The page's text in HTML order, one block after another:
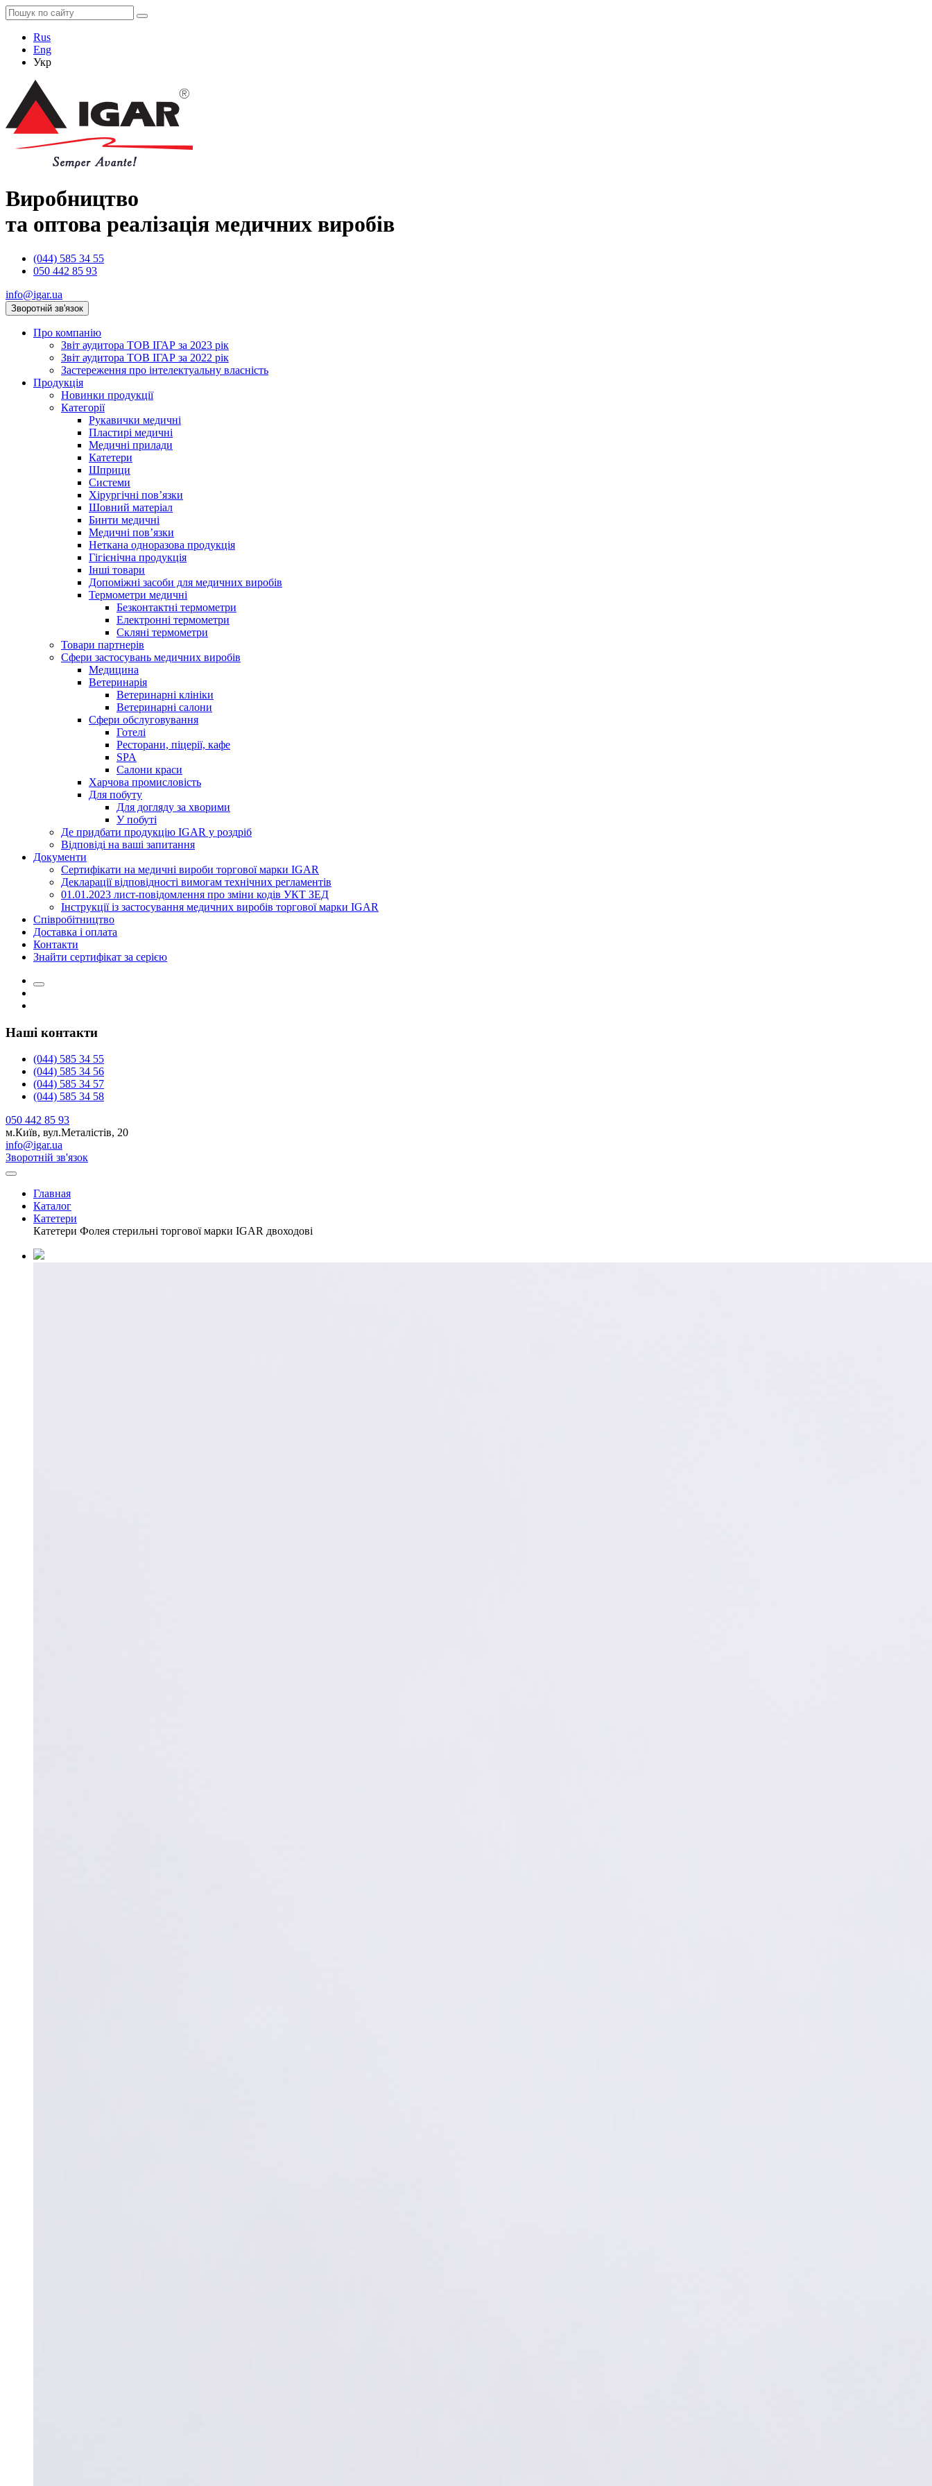
Rus
Eng
Укр
Виробництво
та оптова реалізація медичних виробів
(044) 585 34 55
050 442 85 93
info@igar.ua
Зворотній зв'язок
Про компанію
Звіт аудитора ТОВ ІГАР за 2023 рік
Звіт аудитора ТОВ ІГАР за 2022 рік
Застереження про інтелектуальну власність
Продукція
Новинки продукції
Категорії
Рукавички медичні
Пластирі медичні
Медичні прилади
Катетери
Шприци
Системи
Хірургічні пов’язки
Шовний матеріал
Бинти медичні
Медичні пов’язки
Неткана одноразова продукція
Гігієнічна продукція
Iнші товари
Допоміжні засоби для медичних виробів
Термометри медичні
Безконтактні термометри
Електронні термометри
Скляні термометри
Товари партнерів
Сфери застосувань медичних виробів
Медицина
Ветеринарiя
Ветеринарнi клiнiки
Ветеринарнi салони
Сфери обслуговування
Готелі
Ресторани, пiцерії, кафе
SPA
Салони краси
Харчова промисловість
Для побуту
Для догляду за хворими
У побутi
Де придбати продукцію IGAR у роздріб
Вiдповiдi на вашi запитання
Документи
Сертифікати на медичні вироби торгової марки IGAR
Декларації відповідності вимогам технічних регламентів
01.01.2023 лист-повідомлення про зміни кодів УКТ ЗЕД
Інструкції із застосування медичних виробів торгової марки IGAR
Співробітництво
Доставка і оплата
Контакти
Знайти сертифікат за серією
Наші контакти
(044) 585 34 55
(044) 585 34 56
(044) 585 34 57
(044) 585 34 58
050 442 85 93
м.Київ, вул.Металістів, 20
info@igar.ua
Зворотній зв'язок
Главная
Каталог
Катетери
Катетери Фолея стерильні торгової марки IGAR двоходові